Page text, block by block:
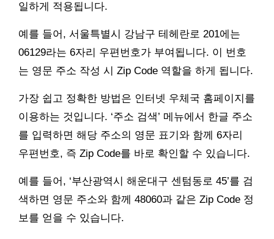
일하게 적용됩니다.
예를 들어, 서울특별시 강남구 테헤란로 201에는
06129라는 6자리 우편번호가 부여됩니다. 이 번호
는 영문 주소 작성 시 Zip Code 역할을 하게 됩니다.
가장 쉽고 정확한 방법은 인터넷 우체국 홈페이지를
이용하는 것입니다. ‘주소 검색’ 메뉴에서 한글 주소
를 입력하면 해당 주소의 영문 표기와 함께 6자리
우편번호, 즉 Zip Code를 바로 확인할 수 있습니다.
예를 들어, ‘부산광역시 해운대구 센텀동로 45’를 검
색하면 영문 주소와 함께 48060과 같은 Zip Code 정
보를 얻을 수 있습니다.